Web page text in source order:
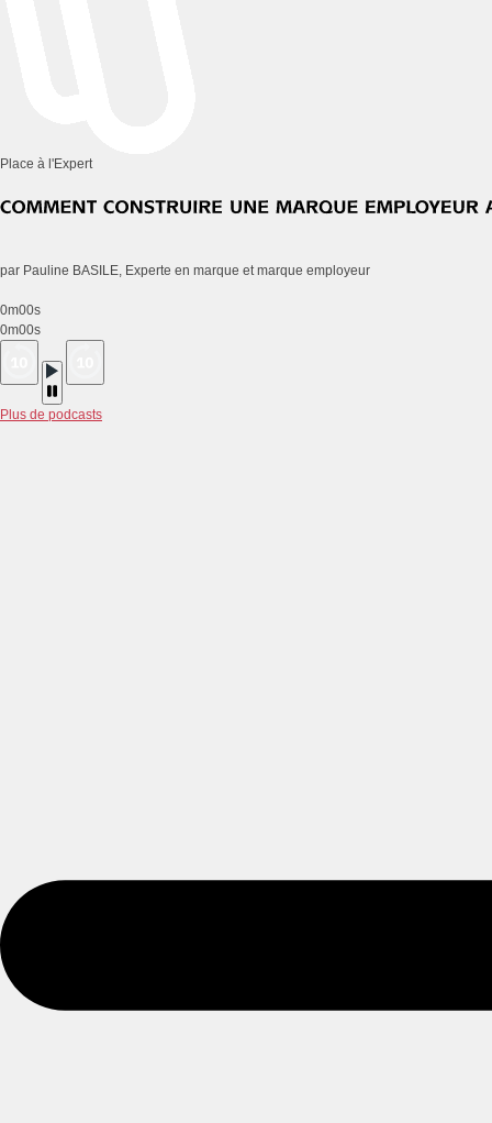
Place à l'Expert
par Pauline BASILE, Experte en marque et marque employeur
0m00s
0m00s
Plus de podcasts